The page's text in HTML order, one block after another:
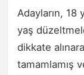
Adayların, 18
yaş
dikkate
tamamlamış